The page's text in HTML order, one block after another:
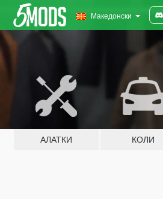
Македонски
АЛАТКИ КОЛИ